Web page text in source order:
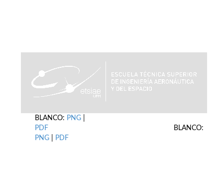
BLANCO: PNG
PDF BLANCO:
PNG
PDF